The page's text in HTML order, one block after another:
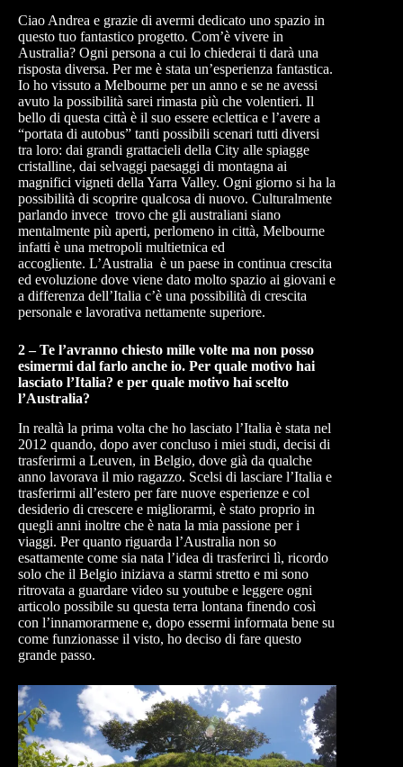
Ciao Andrea e grazie di avermi dedicato uno spazio in
questo tuo fantastico progetto. Com’è vivere in
Australia? Ogni persona a cui lo chiederai ti darà una
risposta diversa. Per me è stata un’esperienza fantastica.
Io ho vissuto a Melbourne per un anno e se ne avessi
avuto la possibilità sarei rimasta più che volentieri. Il
bello di questa città è il suo essere eclettica e l’avere a
“portata di autobus” tanti possibili scenari tutti diversi
tra loro: dai grandi grattacieli della City alle spiagge
cristalline, dai selvaggi paesaggi di montagna ai
magnifici vigneti della Yarra Valley. Ogni giorno si ha la
possibilità di scoprire qualcosa di nuovo. Culturalmente
parlando invece trovo che gli australiani siano
mentalmente più aperti, perlomeno in città, Melbourne
infatti è una metropoli multietnica ed
accogliente. L’Australia è un paese in continua crescita
ed evoluzione dove viene dato molto spazio ai giovani e
a differenza dell’Italia c’è una possibilità di crescita
personale e lavorativa nettamente superiore.
2 – Te l’avranno chiesto mille volte ma non posso
esimermi dal farlo anche io. Per quale motivo hai
lasciato l’Italia? e per quale motivo hai scelto
l’Australia?
In realtà la prima volta che ho lasciato l’Italia è stata nel
2012 quando, dopo aver concluso i miei studi, decisi di
trasferirmi a Leuven, in Belgio, dove già da qualche
anno lavorava il mio ragazzo. Scelsi di lasciare l’Italia e
trasferirmi all’estero per fare nuove esperienze e col
desiderio di crescere e migliorarmi, è stato proprio in
quegli anni inoltre che è nata la mia passione per i
viaggi. Per quanto riguarda l’Australia non so
esattamente come sia nata l’idea di trasferirci lì, ricordo
solo che il Belgio iniziava a starmi stretto e mi sono
ritrovata a guardare video su youtube e leggere ogni
articolo possibile su questa terra lontana finendo così
con l’innamorarmene e, dopo essermi informata bene su
come funzionasse il visto, ho deciso di fare questo
grande passo.